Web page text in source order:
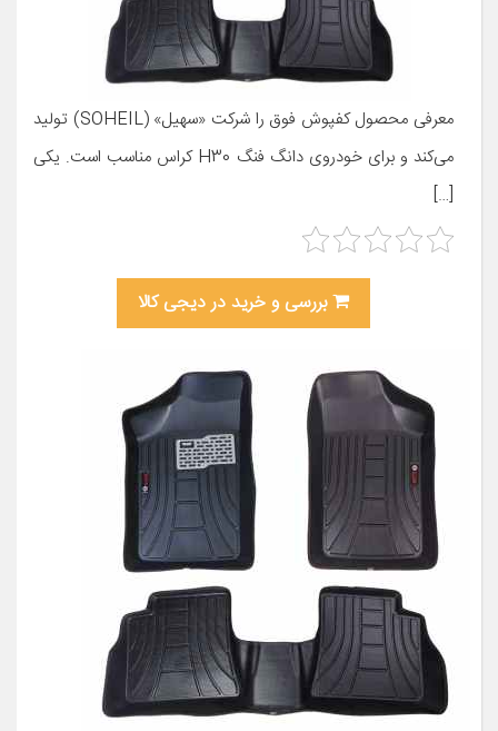
معرفی محصول کفپوش فوق را شرکت «سهیل» (SOHEIL) تولید
می‌کند و برای خودروی دانگ فنگ H30 کراس مناسب است. یکی
[…]
بررسی و خرید در دیجی کالا